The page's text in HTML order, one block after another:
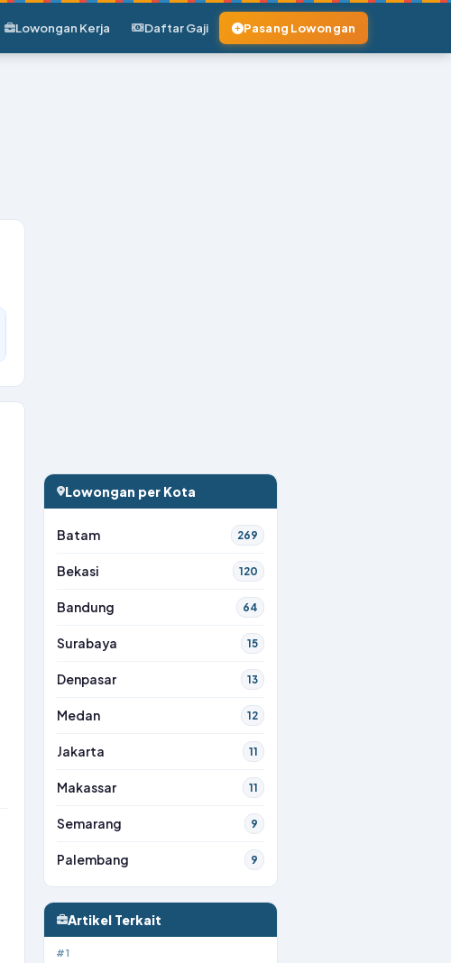
Lowongan Kerja Daftar Gaji Pasang Lowongan
Lowongan per Kota
Batam 269
Bekasi 120
Bandung 64
Surabaya 15
Denpasar 13
Medan 12
Jakarta 11
Makassar 11
Semarang 9
Palembang 9
Artikel Terkait
#1